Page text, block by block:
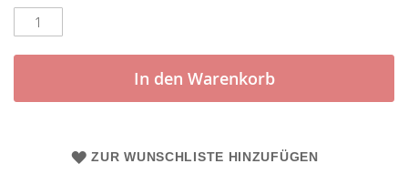
In den Warenkorb
ZUR WUNSCHLISTE HINZUFÜGEN